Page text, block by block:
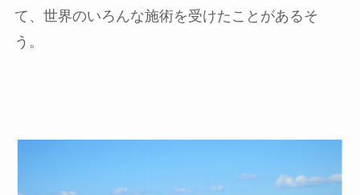
て、世界のいろんな施術を受けたことがあるそ
う。